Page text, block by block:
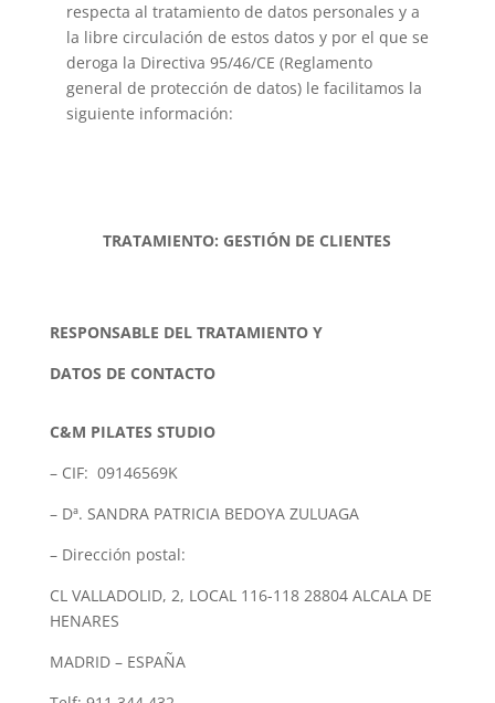
respecta al tratamiento de datos personales y a
la libre circulación de estos datos y por el que se
deroga la Directiva 95/46/CE (Reglamento
general de protección de datos) le facilitamos la
siguiente información:
TRATAMIENTO: GESTIÓN DE CLIENTES
RESPONSABLE DEL TRATAMIENTO Y
DATOS DE CONTACTO
C&M PILATES STUDIO
– CIF: 09146569K
– Dª. SANDRA PATRICIA BEDOYA ZULUAGA
– Dirección postal:
CL VALLADOLID, 2, LOCAL 116-118 28804 ALCALA DE
HENARES
MADRID – ESPAÑA